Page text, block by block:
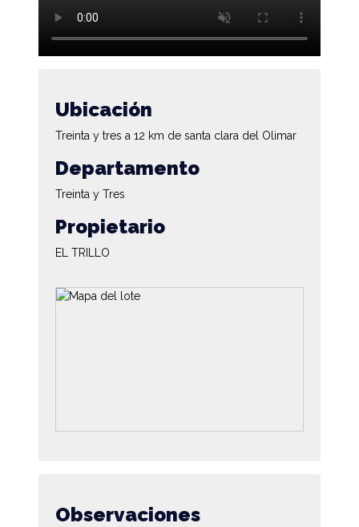
Ubicación
Treinta y tres a 12 km de santa clara del Olimar
Departamento
Treinta y Tres
Propietario
EL TRILLO
Observaciones